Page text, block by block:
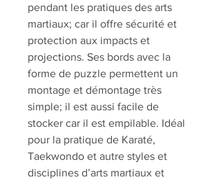
pendant les pratiques des arts
martiaux; car il offre sécurité et
protection aux impacts et
projections. Ses bords avec la
forme de puzzle permettent un
montage et démontage très
simple; il est aussi facile de
stocker car il est empilable. Idéal
pour la pratique de Karaté,
Taekwondo et autre styles et
disciplines d’arts martiaux et